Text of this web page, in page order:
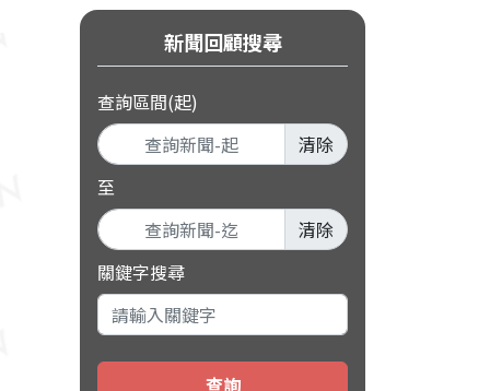
新聞回顧搜尋
查詢區間(起)
清除
至
清除
關鍵字搜尋
查詢